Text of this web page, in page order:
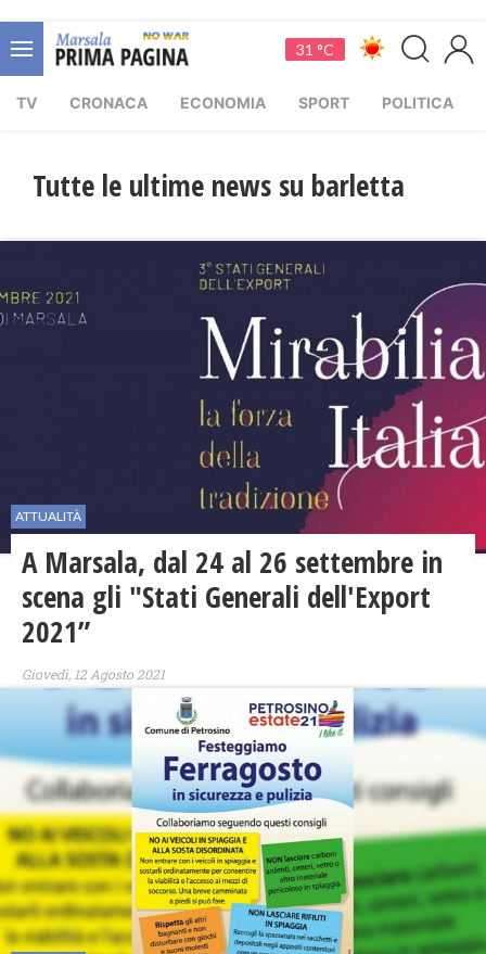
31 °C
TV CRONACA ECONOMIA SPORT POLITICA
Tutte le ultime news su barletta
ATTUALITÀ
A Marsala, dal 24 al 26 settembre in
scena gli "Stati Generali dell'Export
2021”
Giovedì, 12 Agosto 2021